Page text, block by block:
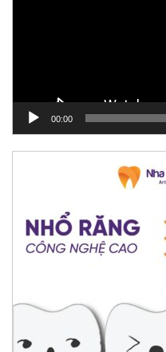
00:00